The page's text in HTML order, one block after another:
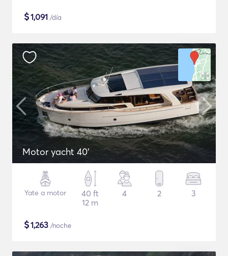
$1,091 /día
Motor yacht 40'
Yate a motor
40 ft
12 m
4 2 3
$1,263 /noche